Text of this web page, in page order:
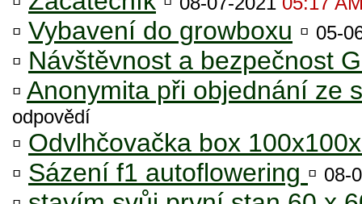
▫ Vybavení do growboxu ▫ 05-
▫ Návštěvnost a bezpečnost
▫ Anonymita při objednání ze
odpovědí
▫ Odvlhčovačka box
▫ Sázení f1 autoflowering ▫ 08-